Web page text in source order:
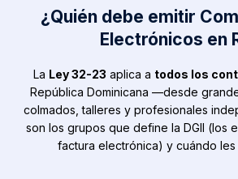
¿Quién debe emitir
Electrónicos en
La Ley 32-23 aplica a todos los
República Dominicana —desde
colmados, talleres y profesionales
son los grupos que define la DGII (los
factura electrónica) y cuándo les